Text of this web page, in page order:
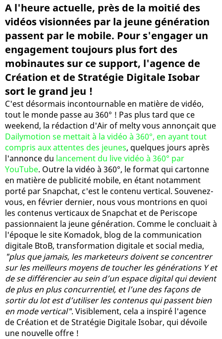
A l'heure actuelle, près de la moitié des
vidéos visionnées par la jeune génération
passent par le mobile. Pour s'engager un
engagement toujours plus fort des
mobinautes sur ce support, l'agence de
Création et de Stratégie Digitale Isobar
sort le grand jeu !
C'est désormais incontournable en matière de vidéo,
tout le monde passe au 360° ! Pas plus tard que ce
weekend, la rédaction d'Air of melty vous annonçait que
Dailymotion se mettait à la vidéo à 360°, en ayant tout
compris aux attentes des jeunes, quelques jours après
l'annonce du lancement du live vidéo à 360° par
YouTube. Outre la vidéo à 360°, le format qui cartonne
en matière de publicité mobile, en étant notamment
porté par Snapchat, c'est le contenu vertical. Souvenez-
vous, en février dernier, nous vous montrions en quoi
les contenus verticaux de Snapchat et de Periscope
passionnaient la jeune génération. Comme le concluait à
l'époque le site Komadok, blog de la communication
digitale BtoB, transformation digitale et social media,
"plus que jamais, les marketeurs doivent se concentrer
sur les meilleurs moyens de toucher les générations Y et
de se différencier au sein d’un espace digital qui devient
de plus en plus concurrentiel, et l’une des façons de
sortir du lot est d’utiliser les contenus qui passent bien
en mode vertical". Visiblement, cela a inspiré l'agence
de Création et de Stratégie Digitale Isobar, qui dévoile
une nouvelle offre !